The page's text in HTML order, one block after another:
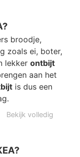
broodje,
zoals ei, boter,
lekker ontbijt
aan het
is dus een
Bekijk volledig